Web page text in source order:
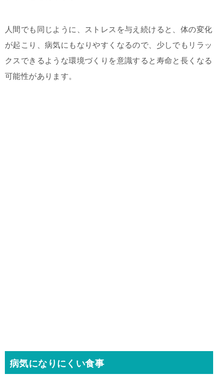
人間でも同じように、ストレスを与え続けると、体の変化
が起こり、病気にもなりやすくなるので、少しでもリラッ
クスできるような環境づくりを意識すると寿命と長くなる
可能性があります。
病気になりにくい食事